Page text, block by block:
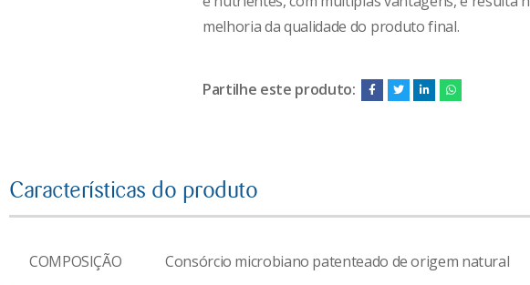
melhoria da qualidade do produto final.
Partilhe este produto:
Características do produto
COMPOSIÇÃO Consórcio microbiano patenteado de origem natural